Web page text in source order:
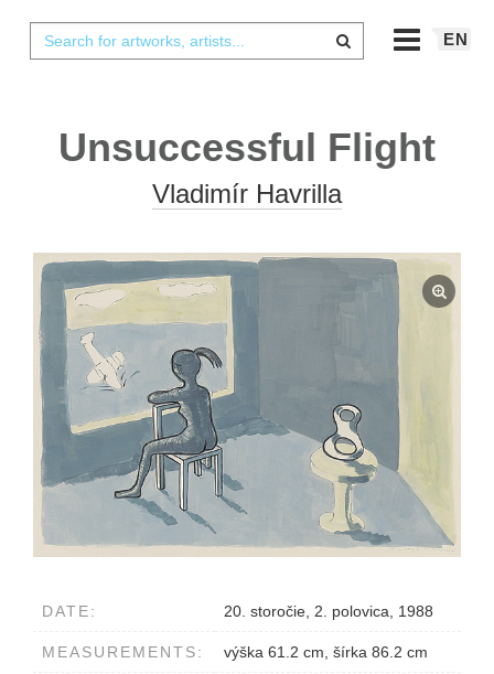
EN
Unsuccessful Flight
Vladimír Havrilla
DATE: 20. storočie, 2. polovica, 1988
MEASUREMENTS: výška 61.2 cm, šírka 86.2 cm